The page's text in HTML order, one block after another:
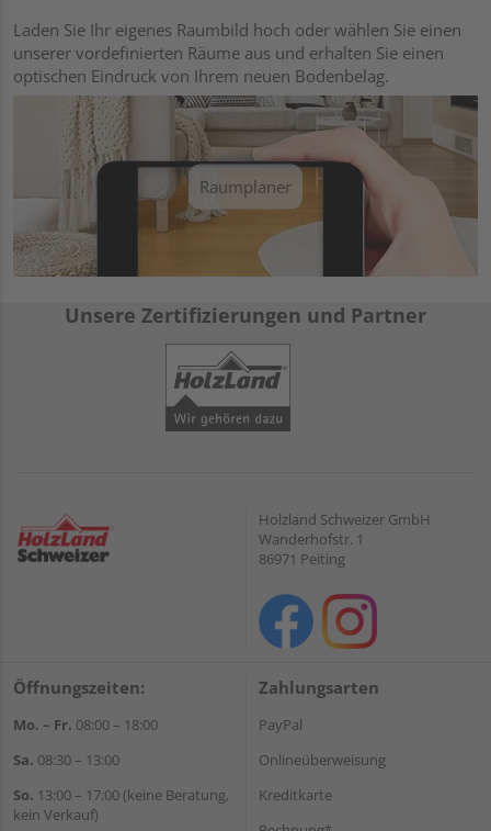
Laden Sie Ihr eigenes Raumbild hoch oder wählen Sie einen
unserer vordefinierten Räume aus und erhalten Sie einen
optischen Eindruck von Ihrem neuen Bodenbelag.
Raumplaner
Unsere Zertifizierungen und Partner
Holzland Schweizer GmbH
Wanderhofstr. 1
86971 Peiting
Öffnungszeiten:
Mo. – Fr. 08:00 – 18:00
Sa. 08:30 – 13:00
So. 13:00 – 17:00 (keine Beratung,
kein Verkauf)
Zahlungsarten
PayPal
Onlineüberweisung
Kreditkarte